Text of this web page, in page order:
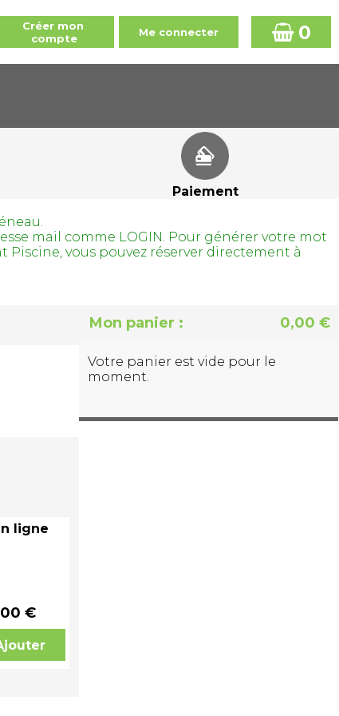
0
Paiement
mail comme LOGIN. Pour générer votre mot
Piscine, vous pouvez réserver directement à
ligne
€
Mon panier : 0,00 €
Votre panier est vide pour le
moment.